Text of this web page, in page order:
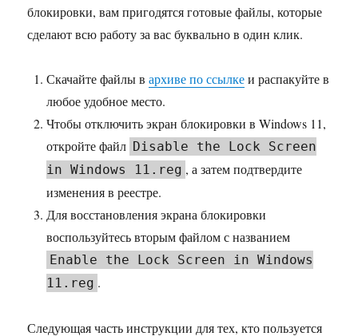
блокировки, вам пригодятся готовые файлы, которые
сделают всю работу за вас буквально в один клик.
Скачайте файлы вархиве по ссылкеи распакуйте в
любое удобное место.
Чтобы отключить экран блокировки в Windows 11,
откройте файл Disable the Lock Screen
in Windows 11.reg , а затем подтвердите
изменения в реестре.
Для восстановления экрана блокировки
воспользуйтесь вторым файлом с названием
Enable the Lock Screen in Windows
11.reg .
Следующая часть инструкции для тех, кто пользуется